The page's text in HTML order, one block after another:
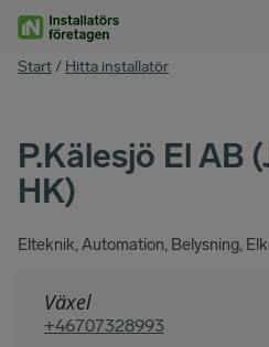
You
Start/ Hitta installatör
P.Kälesjö El AB
HK)
Elteknik, Automation, Belysning,
Växel
+46707328993